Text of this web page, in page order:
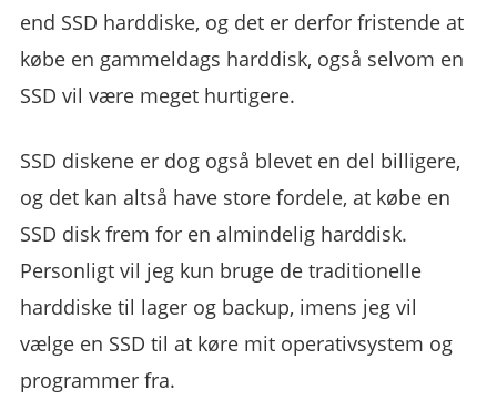
end SSD harddiske, og det er derfor fristende at
købe en gammeldags harddisk, også selvom en
SSD vil være meget hurtigere.
SSD diskene er dog også blevet en del billigere,
og det kan altså have store fordele, at købe en
SSD disk frem for en almindelig harddisk.
Personligt vil jeg kun bruge de traditionelle
harddiske til lager og backup, imens jeg vil
vælge en SSD til at køre mit operativsystem og
programmer fra.